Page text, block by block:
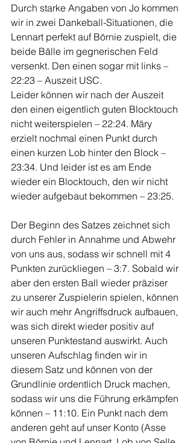
Durch starke Angaben von Jo kommen
wir in zwei Dankeball-Situationen, die
Lennart perfekt auf Börnie zuspielt, die
beide Bälle im gegnerischen Feld
versenkt. Den einen sogar mit links –
22:23 – Auszeit USC.
Leider können wir nach der Auszeit
den einen eigentlich guten Blocktouch
nicht weiterspielen – 22:24. Märy
erzielt nochmal einen Punkt durch
einen kurzen Lob hinter den Block –
23:34. Und leider ist es am Ende
wieder ein Blocktouch, den wir nicht
wieder aufgebaut bekommen – 23:25.
Der Beginn des Satzes zeichnet sich
durch Fehler in Annahme und Abwehr
von uns aus, sodass wir schnell mit 4
Punkten zurückliegen – 3:7. Sobald wir
aber den ersten Ball wieder präziser
zu unserer Zuspielerin spielen, können
wir auch mehr Angriffsdruck aufbauen,
was sich direkt wieder positiv auf
unseren Punktestand auswirkt. Auch
unseren Aufschlag finden wir in
diesem Satz und können von der
Grundlinie ordentlich Druck machen,
sodass wir uns die Führung erkämpfen
können – 11:10. Ein Punkt nach dem
anderen geht auf unser Konto (Asse